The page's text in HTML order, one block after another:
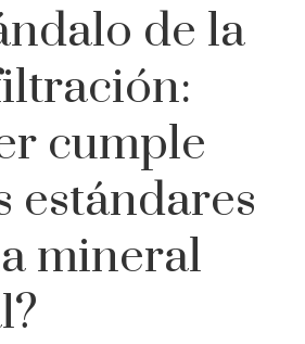
de la
cumple
estándares
mineral